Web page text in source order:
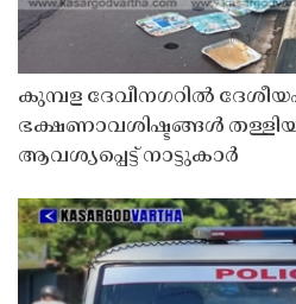
കുമ്പള ദേവീനഗറിൽ
ഭക്ഷണാവശിഷ്ടങ്ങൾ തള്ളിയ
ആവശ്യപ്പെട്ട് നാട്ടുകാർ